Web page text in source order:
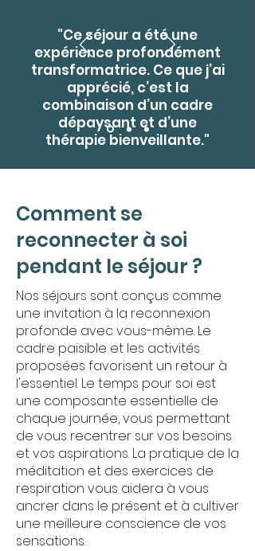
"Ce séjour a été une
expérience profondément
transformatrice. Ce que j’ai
apprécié, c’est la
combinaison d’un cadre
dépaysant et d’une
thérapie bienveillante."
Comment se
reconnecter à soi
pendant le séjour ?
Nos séjours sont conçus comme
une invitation à la reconnexion
profonde avec vous-même. Le
cadre paisible et les activités
proposées favorisent un retour à
l'essentiel. Le temps pour soi est
une composante essentielle de
chaque journée, vous permettant
de vous recentrer sur vos besoins
et vos aspirations. La pratique de la
méditation et des exercices de
respiration vous aidera à vous
ancrer dans le présent et à cultiver
une meilleure conscience de vos
sensations.